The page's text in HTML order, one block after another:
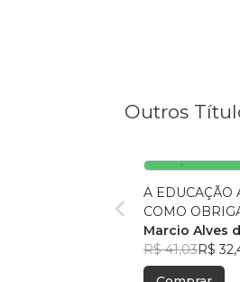
Outros
A EDUCAÇÃO
COMO
TODOS
SOCIEDADE E
Marcio Alves
R$ 41,03R$